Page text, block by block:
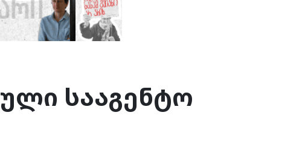
სააგენტო